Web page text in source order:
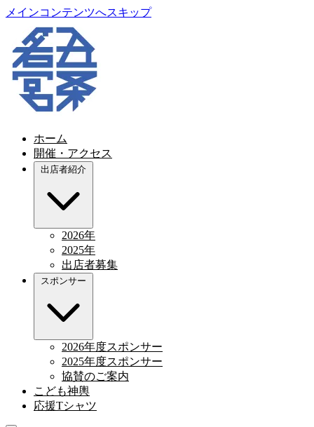
メインコンテンツへスキップ
ホーム
開催・アクセス
2026年
2025年
出店者募集
2026年度スポンサー
2025年度スポンサー
協賛のご案内
こども神輿
応援Tシャツ